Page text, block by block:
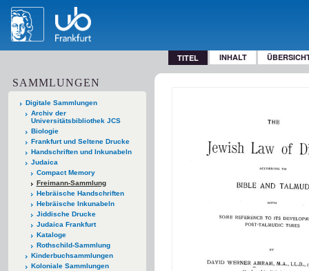
TITEL INHALT
SAMMLUNGEN
Digitale Sammlungen
Archiv der
Universitätsbibliothek JCS
Biologie
Frankfurt und Seltene Drucke
Handschriften und Inkunabeln
Judaica
Compact Memory
Freimann-Sammlung
Hebräische Handschriften
Hebräische Inkunabeln
Jiddische Drucke
Judaica Frankfurt
Kataloge
Rothschild-Sammlung
Kinderbuchsammlungen
Koloniale Sammlungen